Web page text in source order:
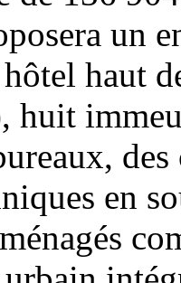
un
haut
huit
des
en